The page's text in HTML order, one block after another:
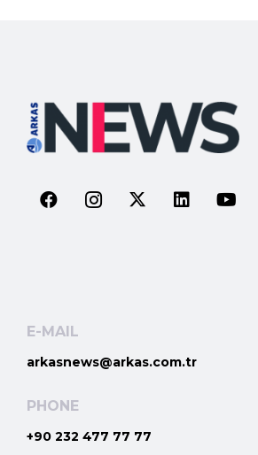
E-MAIL
arkasnews@arkas.com.tr
PHONE
+90 232 477 77 77